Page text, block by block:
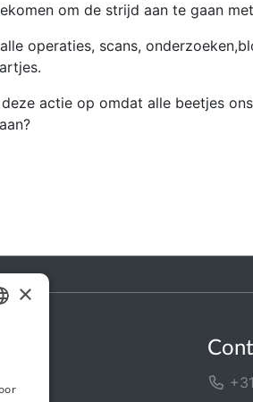
om de strijd aan te gaan
operaties, scans,
actie op omdat alle beetjes
×